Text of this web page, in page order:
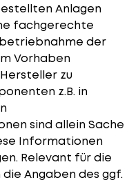
Anlagen
fachgerechte
der
Vorhaben
zu
z.B. in
sind allein Sache
Informationen
Relevant für die
Angaben des ggf.